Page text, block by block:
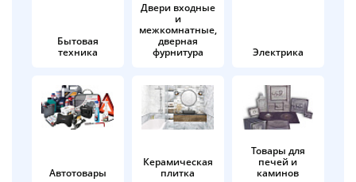
Бытовая
техника
Двери входные
и
межкомнатные,
дверная
фурнитура
Электрика
Автотовары
Керамическая
плитка
Товары для
печей и
каминов
раз в 2
недели
Остались вопросы?
8 800 302-02-51
plait.ru